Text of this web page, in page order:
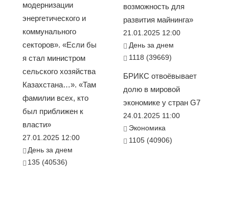
модернизации
энергетического и
коммунального
секторов». «Если бы
я стал министром
сельского хозяйства
Казахстана…». «Там
фамилии всех, кто
был приближен к
власти»
27.01.2025 12:00
День за днем
135 (40536)
возможность для
развития майнинга»
21.01.2025 12:00
День за днем
1118 (39669)
БРИКС отвоёвывает
долю в мировой
экономике у стран G7
24.01.2025 11:00
Экономика
1105 (40906)